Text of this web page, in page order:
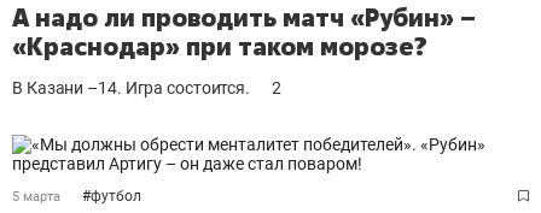
А надо ли проводить матч «Рубин» –
«Краснодар» при таком морозе?
В Казани –14. Игра состоится. 2
5 марта #футбол